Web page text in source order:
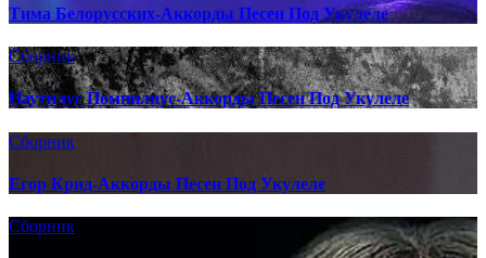
Тима Белорусских-Аккорды Песен Под Укулеле
Сборник
Наутилус Помпилиус-Аккорды Песен Под Укулеле
Сборник
Егор Крид-Аккорды Песен Под Укулеле
Сборник